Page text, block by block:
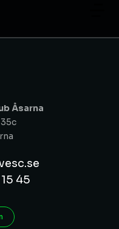
Åsarna
45